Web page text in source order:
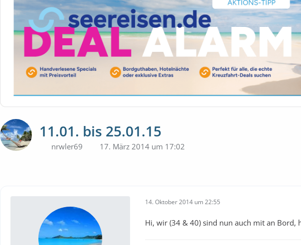
11.01. bis 25.01.15
nrwler69 17. März 2014 um 17:02
14. Oktober 2014 um 22:55
Hi, wir (34 & 40) sind nun auch mit an